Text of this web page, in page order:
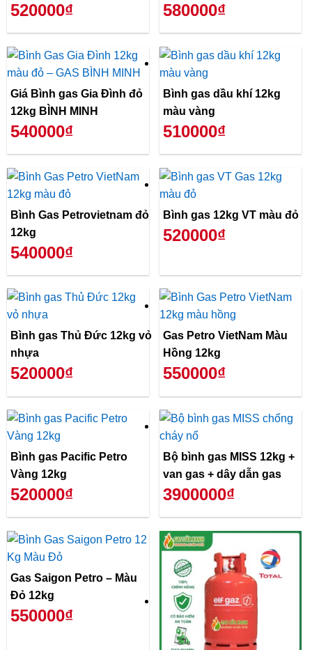
520000₫ 580000₫
Giá Bình gas Gia Đình đỏ
12kg BÌNH MINH
540000₫
Bình gas dầu khí 12kg
màu vàng
510000₫
Bình Gas Petrovietnam đỏ
12kg
540000₫
Bình gas 12kg VT màu đỏ
520000₫
Bình gas Thủ Đức 12kg vỏ
nhựa
520000₫
Gas Petro VietNam Màu
Hồng 12kg
550000₫
Bình gas Pacific Petro
Vàng 12kg
520000₫
Bộ bình gas MISS 12kg +
van gas + dây dẫn gas
3900000₫
Gas Saigon Petro – Màu
Đỏ 12kg
550000₫